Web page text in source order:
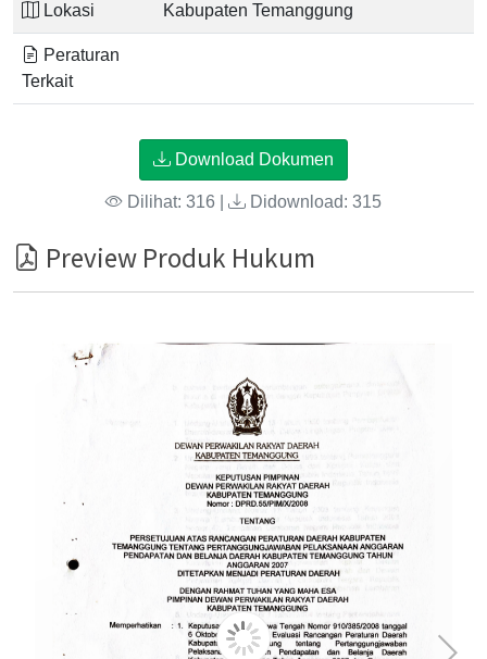
Lokasi Kabupaten Temanggung
Peraturan
Terkait
Download Dokumen
Dilihat: 316 | Didownload: 315
Preview Produk Hukum